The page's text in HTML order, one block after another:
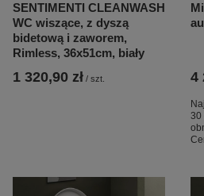
SENTIMENTI CLEANWASH
WC wiszące, z dyszą
bidetową i zaworem,
Rimless, 36x51cm, biały
1 320,90 zł / szt. 4
30